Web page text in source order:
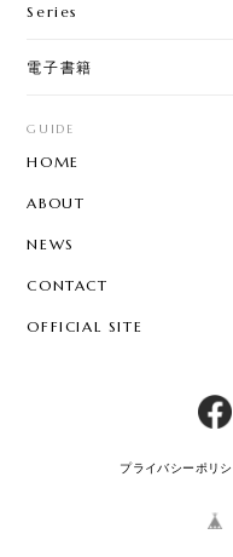
Series
電子書籍
GUIDE
HOME
ABOUT
NEWS
CONTACT
OFFICIAL SITE
プライバシーポリ